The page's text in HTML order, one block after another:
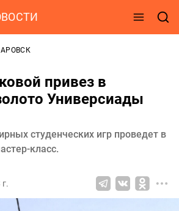
привез в
Универсиады
студенческих игр проведет в
класс.